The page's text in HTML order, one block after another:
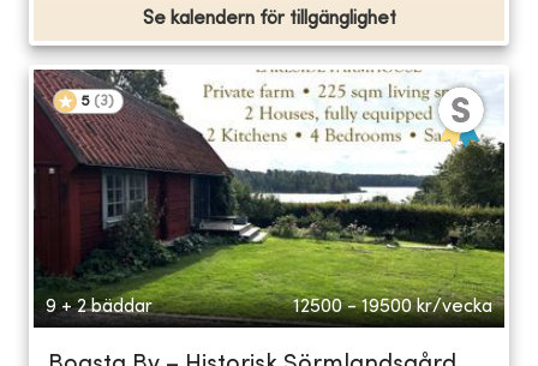
Se kalendern för tillgänglighet
5 (3)
9 + 2 bäddar 12500 - 19500 kr/vecka